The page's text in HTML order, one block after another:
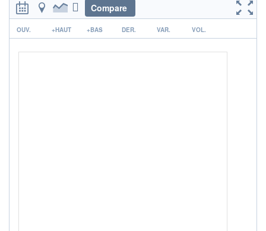
ÉLIGIBILITÉ
PEA PEA-PME BOURSOVIE LUX
CTO BUSINESS
Non éligible Boursobank
Compare
r
OUV. +HAUT +BAS DER. VAR. VOL.